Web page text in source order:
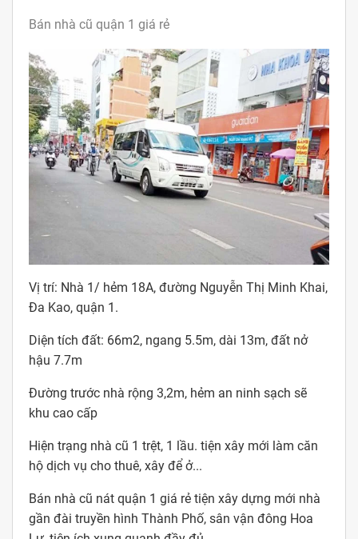
Bán nhà cũ quận 1 giá rẻ
Vị trí: Nhà 1/ hẻm 18A, đường Nguyễn Thị Minh Khai,
Đa Kao, quận 1.
Diện tích đất: 66m2, ngang 5.5m, dài 13m, đất nở
hậu 7.7m
Đường trước nhà rộng 3,2m, hẻm an ninh sạch sẽ
khu cao cấp
Hiện trạng nhà cũ 1 trệt, 1 lầu. tiện xây mới làm căn
hộ dịch vụ cho thuê, xây để ở...
Bán nhà cũ nát quận 1 giá rẻ tiện xây dựng mới nhà
gần đài truyền hình Thành Phố, sân vận đông Hoa